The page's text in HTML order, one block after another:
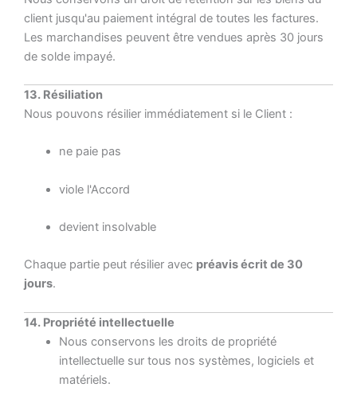
client jusqu'au paiement intégral de toutes les factures.
Les marchandises peuvent être vendues après 30 jours
de solde impayé.
13. Résiliation
Nous pouvons résilier immédiatement si le Client :
ne paie pas
viole l'Accord
devient insolvable
Chaque partie peut résilier avec préavis écrit de 30
jours.
14. Propriété intellectuelle
Nous conservons les droits de propriété
intellectuelle sur tous nos systèmes, logiciels et
matériels.